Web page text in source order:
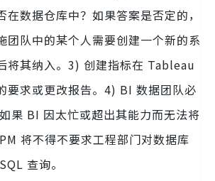
在数据仓库中？如果答案是否定的，
团队中的某个人需要创建一个新的系
将其纳入。3) 创建指标在 Tableau
要求或更改报告。4) BI 数据团队必
果 BI 因太忙或超出其能力而无法将
将不得不要求工程部门对数据库
查询。